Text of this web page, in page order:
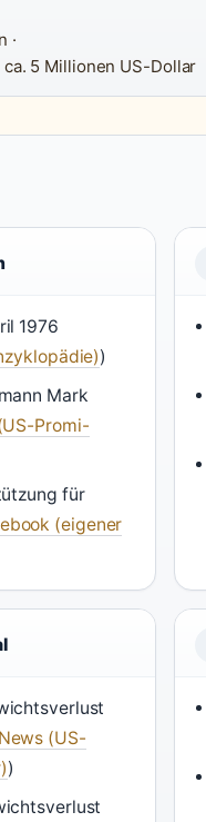
·
ca. 5 Millionen US-Dollar
1976
)
Mark
Promi-
für
(eigener
(US-
)